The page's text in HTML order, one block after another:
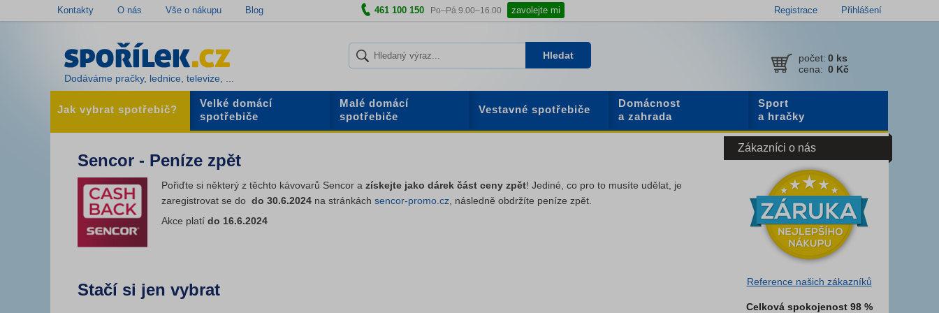
Kontakty O nás Vše o nákupu Blog 461 100 150 Po–Pá 9.00–16.00 zavolejte mi Registrace Přihlášení
Dodáváme pračky, lednice, televize, ...
počet: 0 ks
cena: 0 Kč
Hledat
Jak vybrat spotřebič?
Velké domácí
spotřebiče
Malé domácí
spotřebiče
Vestavné spotřebiče
Domácnost
a zahrada
Sport
a hračky
Sencor - Peníze zpět
Pořiďte si některý z těchto kávovarů Sencor a získejte jako dárek část ceny zpět! Jediné, co pro to musíte udělat, je
zaregistrovat se do do 30.6.2024 na stránkách sencor-promo.cz , následně obdržíte peníze zpět.
Akce platí do 16.6.2024
Stačí si jen vybrat
Zákazníci o nás
Reference našich zákazníků
Celková spokojenost 98 %